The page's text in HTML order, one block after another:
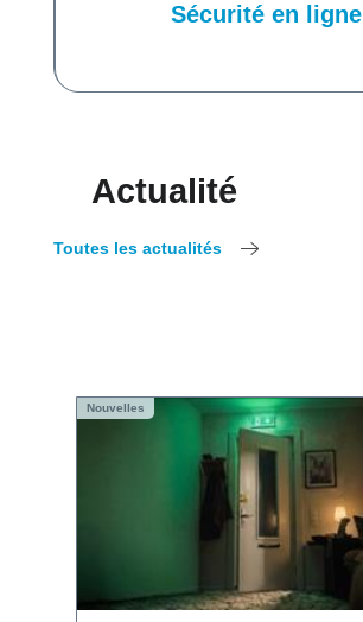
Sécurité en ligne
Actualité
Toutes les actualités
Nouvelles